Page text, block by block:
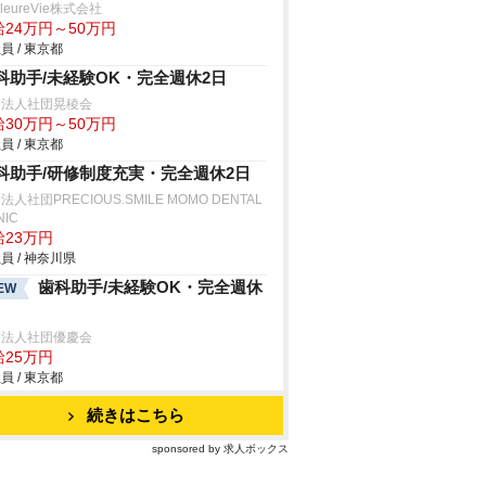
株式会社
24万円～50万円
/ 東京都
助手/未経験OK・完全週休2日
人社団晃稜会
30万円～50万円
/ 東京都
助手/研修制度充実・完全週休2日
人社団PRECIOUS.SMILE MOMO DENTAL
23万円
/ 神奈川県
歯科助手/未経験OK・完全週休
人社団優慶会
25万円
/ 東京都
続きはこちら
sponsored by 求人ボックス